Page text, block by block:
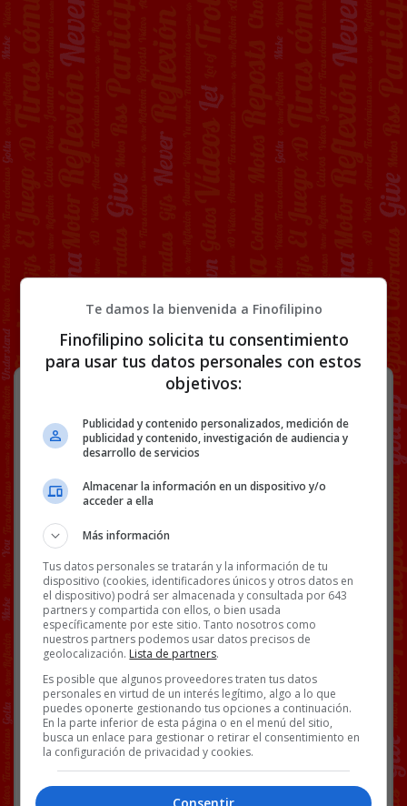
Emosido engañado maquillaje
Otra galería de personas que mienten antes de
Ver post completo
Facebook
Twitter
WhatsApp
Gmail
Copy
Link
BS18
Te damos la bienvenida a Finofilipino
Finofilipino solicita tu consentimiento
para usar tus datos personales con estos
objetivos:
Publicidad y contenido personalizados, medición de
publicidad y contenido, investigación de audiencia y
desarrollo de servicios
Almacenar la información en un dispositivo y/o
acceder a ella
Más información
Tus datos personales se tratarán y la información de tu
dispositivo (cookies, identificadores únicos y otros datos en
el dispositivo) podrá ser almacenada y consultada por 643
partners y compartida con ellos, o bien usada
específicamente por este sitio. Tanto nosotros como
nuestros partners podemos usar datos precisos de
geolocalización. Lista de partners.
Es posible que algunos proveedores traten tus datos
personales en virtud de un interés legítimo, algo a lo que
puedes oponerte gestionando tus opciones a continuación.
En la parte inferior de esta página o en el menú del sitio,
busca un enlace para gestionar o retirar el consentimiento en
la configuración de privacidad y cookies.
Consentir